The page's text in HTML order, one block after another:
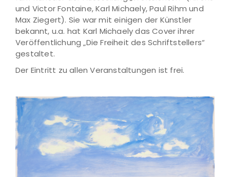
und Victor Fontaine, Karl Michaely, Paul Rihm und
Max Ziegert). Sie war mit einigen der Künstler
bekannt, u.a. hat Karl Michaely das Cover ihrer
Veröffentlichung „Die Freiheit des Schriftstellers“
gestaltet.
Der Eintritt zu allen Veranstaltungen ist frei.